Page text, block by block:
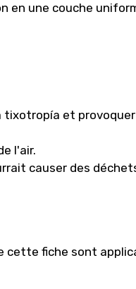
en une couche
tixotropía et provoquer
l'air.
causer des
cette fiche sont